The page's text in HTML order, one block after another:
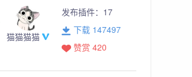
猫猫猫猫
发布插件： 17
下载 147497
赞赏 420